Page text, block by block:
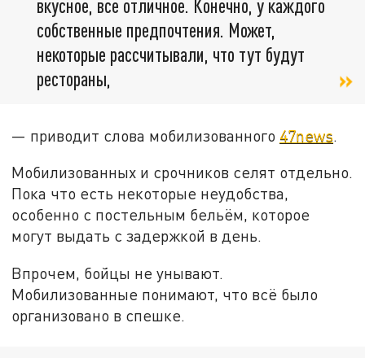
вкусное, все отличное. Конечно, у каждого
собственные предпочтения. Может,
некоторые рассчитывали, что тут будут
рестораны,
— приводит слова мобилизованного 47news.
Мобилизованных и срочников селят отдельно.
Пока что есть некоторые неудобства,
особенно с постельным бельём, которое
могут выдать с задержкой в день.
Впрочем, бойцы не унывают.
Мобилизованные понимают, что всё было
организовано в спешке.